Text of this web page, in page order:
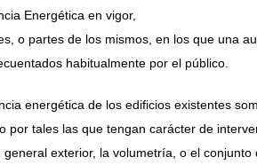
Energética en vigor,
o partes de los mismos, en los que una
habitualmente por el público.
energética de los edificios existentes
por tales las que tengan carácter de
exterior, la volumetría, o el